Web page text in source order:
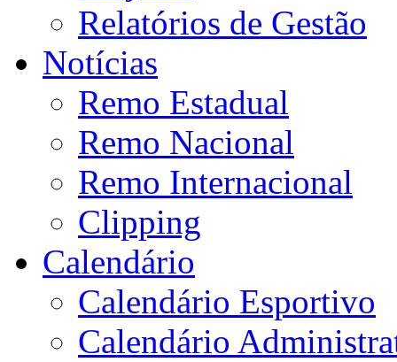
Relatórios de Gestão
Notícias
Remo Estadual
Remo Nacional
Remo Internacional
Clipping
Calendário
Calendário Esportivo
Calendário